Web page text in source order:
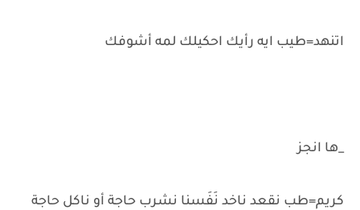
اتنهد=طيب ايه رأيك احكيلك لمه أشوفك
_ها انجز
كريم=طب نقعد ناخد نَفَسنا نشرب حاجة أو ناكل حاجة